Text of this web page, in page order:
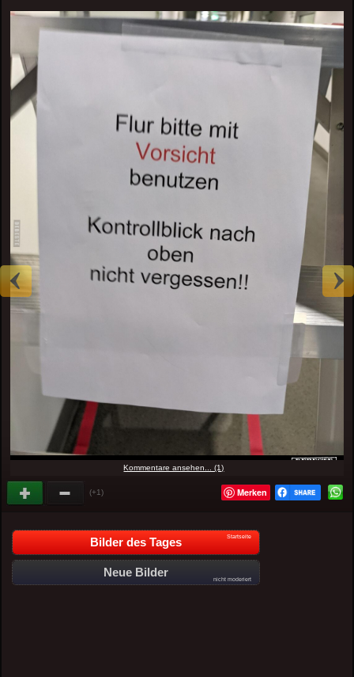
Kommentare ansehen... (1)
(+1) Merken
Bilder des Tages Startseite
Neue Bilder
nicht moderiert